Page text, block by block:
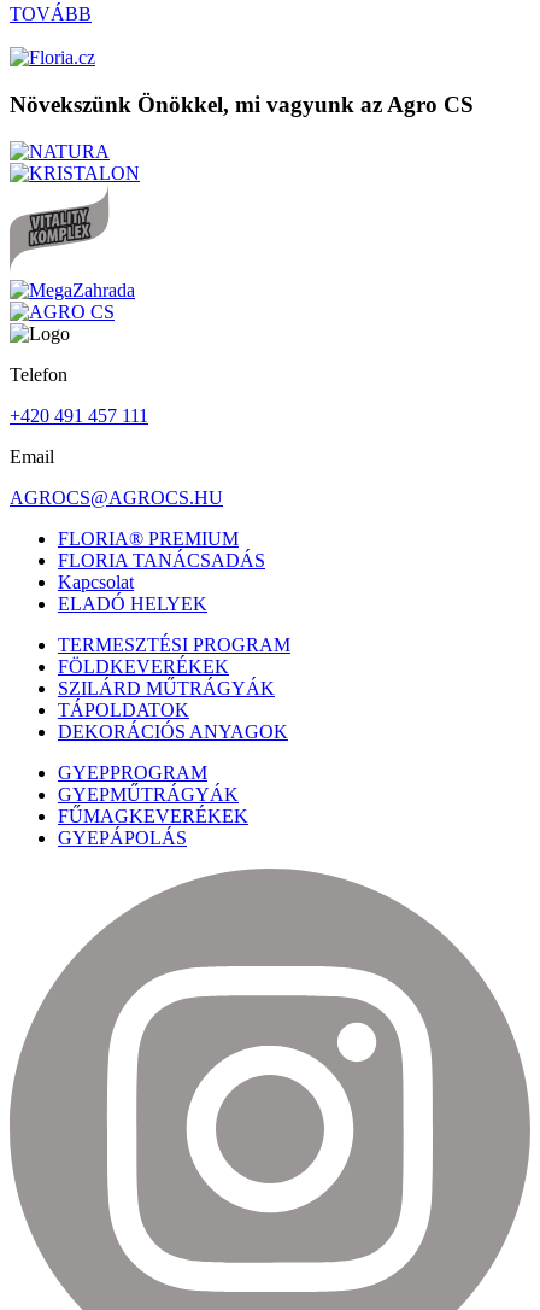
TOVÁBB
Növekszünk Önökkel, mi vagyunk az Agro CS
Telefon
+420 491 457 111
Email
AGROCS@AGROCS.HU
FLORIA® PREMIUM
FLORIA TANÁCSADÁS
Kapcsolat
ELADÓ HELYEK
TERMESZTÉSI PROGRAM
FÖLDKEVERÉKEK
SZILÁRD MŰTRÁGYÁK
TÁPOLDATOK
DEKORÁCIÓS ANYAGOK
GYEPPROGRAM
GYEPMŰTRÁGYÁK
FŰMAGKEVERÉKEK
GYEPÁPOLÁS